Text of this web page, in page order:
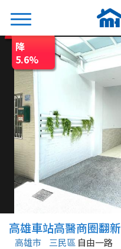
2026 台北降價好屋限量釋出
2026 台中降價好屋限量釋出
2026 高雄降價好屋限量釋出
縣市
不限
降
5.6%
高雄車站高醫商圈翻
高雄市 三民區 自由一路